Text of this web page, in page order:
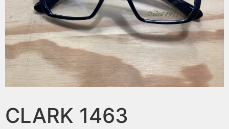
CLARK 1463